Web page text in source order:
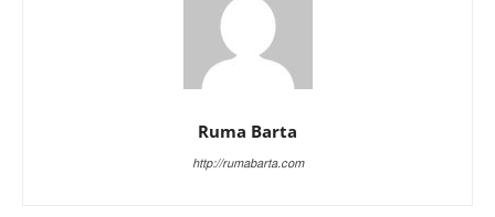
Ruma Barta
http://rumabarta.com